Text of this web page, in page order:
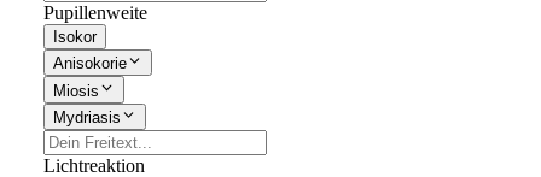
Pupillenweite
Isokor
Anisokorie
Miosis
Mydriasis
Lichtreaktion